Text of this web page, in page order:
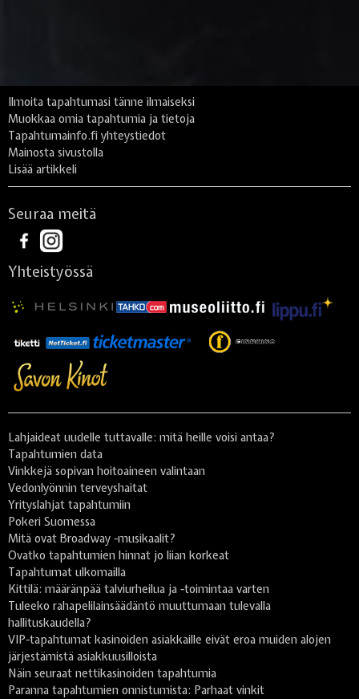
Ilmoita tapahtumasi tänne ilmaiseksi
Muokkaa omia tapahtumia ja tietoja
Tapahtumainfo.fi yhteystiedot
Mainosta sivustolla
Lisää artikkeli
Seuraa meitä
Yhteistyössä
Lahjaideat uudelle tuttavalle: mitä heille voisi antaa?
Tapahtumien data
Vinkkejä sopivan hoitoaineen valintaan
Vedonlyönnin terveyshaitat
Yrityslahjat tapahtumiin
Pokeri Suomessa
Mitä ovat Broadway -musikaalit?
Ovatko tapahtumien hinnat jo liian korkeat
Tapahtumat ulkomailla
Kittilä: määränpää talviurheilua ja -toimintaa varten
Tuleeko rahapelilainsäädäntö muuttumaan tulevalla
hallituskaudella?
VIP-tapahtumat kasinoiden asiakkaille eivät eroa muiden alojen
järjestämistä asiakkuusilloista
Näin seuraat nettikasinoiden tapahtumia
Paranna tapahtumien onnistumista: Parhaat vinkit